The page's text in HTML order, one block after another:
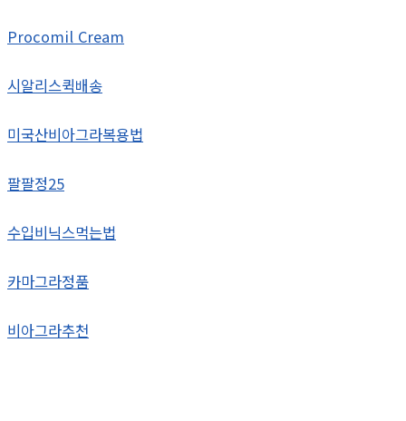
Procomil Cream
시알리스퀵배송
미국산비아그라복용법
팔팔정25
수입비닉스먹는법
카마그라정품
비아그라추천